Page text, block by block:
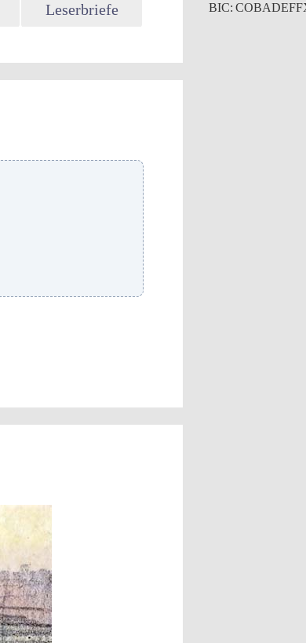
Leserbriefe
BIC: